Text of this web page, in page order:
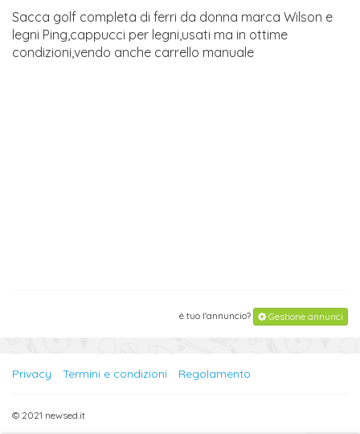
Sacca golf completa di ferri da donna marca Wilson e
legni Ping,cappucci per legni,usati ma in ottime
condizioni,vendo anche carrello manuale
è tuo l'annuncio? Gestione annunci
Privacy Termini e condizioni Regolamento
© 2021 newsed.it